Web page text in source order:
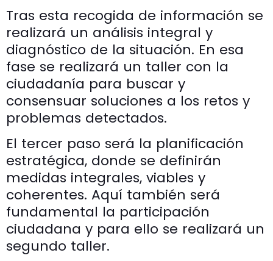
Tras esta recogida de información se
realizará un análisis integral y
diagnóstico de la situación. En esa
fase se realizará un taller con la
ciudadanía para buscar y
consensuar soluciones a los retos y
problemas detectados.
El tercer paso será la planificación
estratégica, donde se definirán
medidas integrales, viables y
coherentes. Aquí también será
fundamental la participación
ciudadana y para ello se realizará un
segundo taller.